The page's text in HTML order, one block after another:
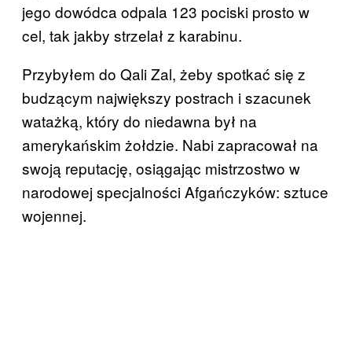
jego dowódca odpala 123 pociski prosto w
cel, tak jakby strzelał z karabinu.
Przybyłem do Qali Zal, żeby spotkać się z
budzącym największy postrach i szacunek
watażką, który do niedawna był na
amerykańskim żołdzie. Nabi zapracował na
swoją reputację, osiągając mistrzostwo w
narodowej specjalności Afgańczyków: sztuce
wojennej.